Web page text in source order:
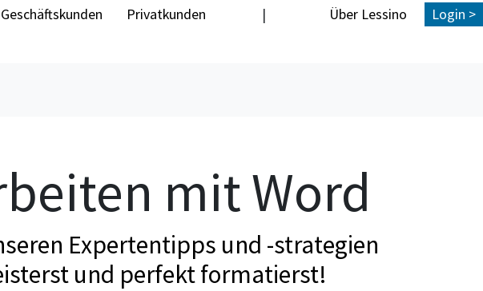
Geschäftskunden Privatkunden | Über Lessino Login >
mit Word
Expertentipps und -strategien
und perfekt formatierst!